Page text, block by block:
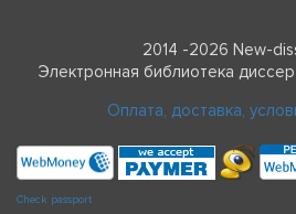
2014 -2026 New-
Электронная библиотека
Оплата, доставка,
Check passport